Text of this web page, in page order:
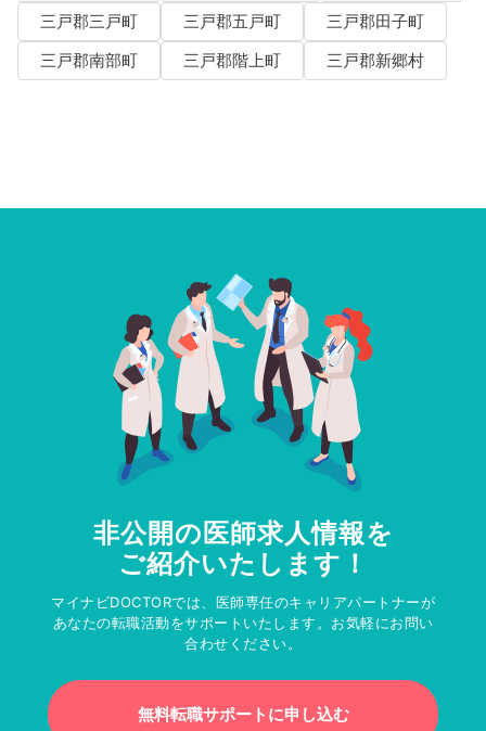
三戸郡三戸町
三戸郡五戸町
三戸郡田子町
三戸郡南部町
三戸郡階上町 三戸郡新郷村
非公開の医師求人情報を
ご紹介いたします！
マイナビDOCTORでは、医師専任のキャリアパートナーが
あなたの転職活動をサポートいたします。お気軽にお問い
合わせください。
無料転職サポートに申し込む